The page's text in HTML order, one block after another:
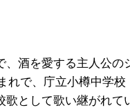
酒を愛する主人公の
で、庁立小樽中学
として歌い継がれて